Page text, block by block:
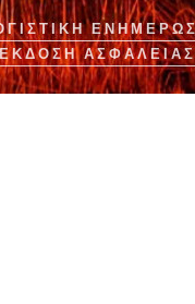
ΈΚΔΟΣΗ ΑΣΦΆΛΕΙΑΣ